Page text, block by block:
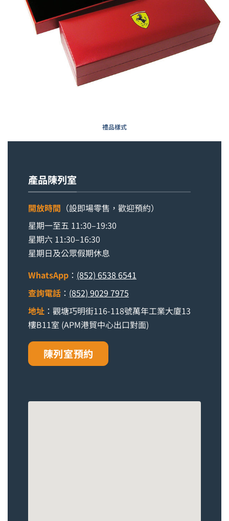
禮品樣式
產品陳列室
開放時間 （設即場零售，歡迎預約）
星期一至五 11:30–19:30
星期六 11:30–16:30
星期日及公眾假期休息
WhatsApp ： (852) 6538 6541
查詢電話 ： (852) 9029 7975
地址 ：觀塘巧明街116-118號萬年工業大廈13
樓B11室 (APM港貿中心出口對面)
陳列室預約